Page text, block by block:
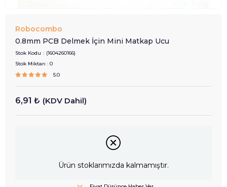
Robocombo
0.8mm PCB Delmek İçin Mini Matkap Ucu
Stok Kodu
(1604260166)
Stok Miktarı : 0
5.0
6,91 ₺ (KDV Dahil)
Ürün stoklarımızda kalmamıştır.